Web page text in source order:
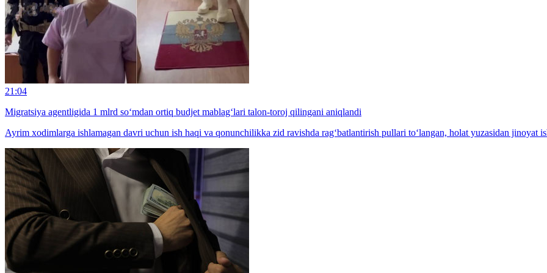
21:04
Migratsiya agentligida 1 mlrd so‘mdan ortiq budjet mablag‘lari talon-toroj qilingani aniqlandi
Ayrim xodimlarga ishlamagan davri uchun ish haqi va qonunchilikka zid ravishda rag‘batlantirish pullari to‘langan, holat yuzasidan jinoyat